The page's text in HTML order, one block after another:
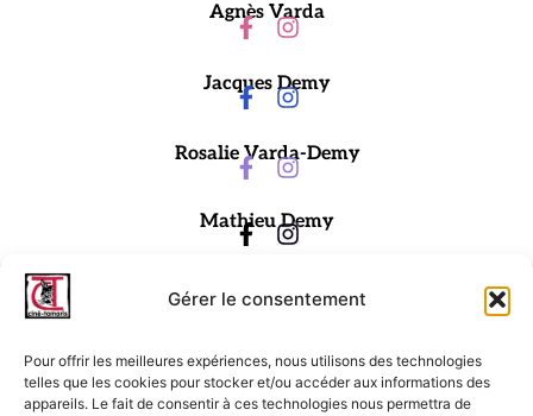
Gérer le consentement
Pour offrir les meilleures expériences, nous utilisons des technologies
telles que les cookies pour stocker et/ou accéder aux informations des
appareils. Le fait de consentir à ces technologies nous permettra de
Agnès Varda
Jacques Demy
Rosalie Varda-Demy
Mathieu Demy